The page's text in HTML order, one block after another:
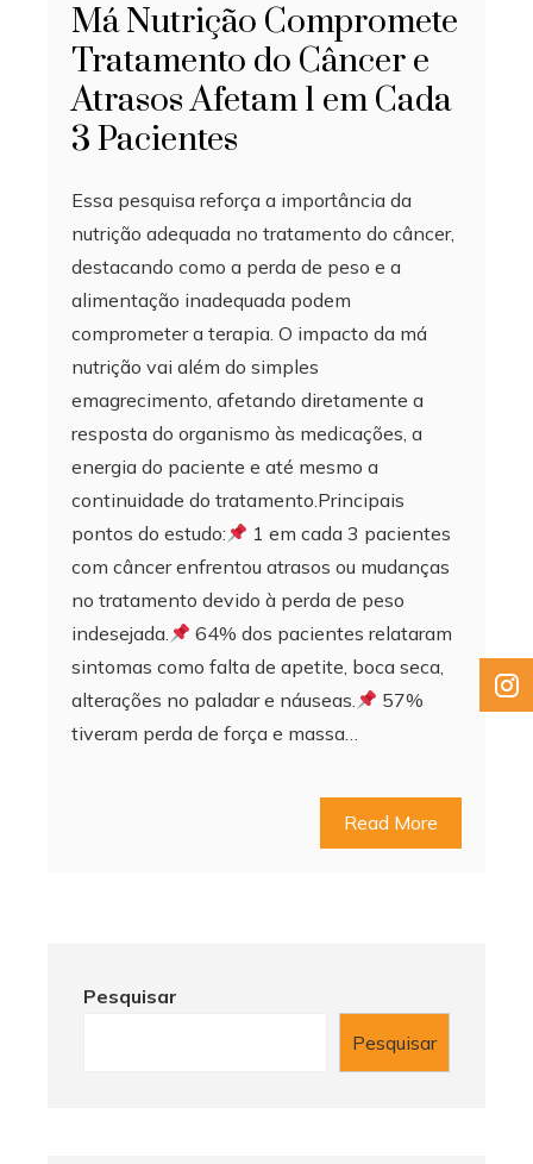
Má Nutrição Compromete
Tratamento do Câncer e
Atrasos Afetam 1 em Cada
3 Pacientes
Essa pesquisa reforça a importância da
nutrição adequada no tratamento do câncer,
destacando como a perda de peso e a
alimentação inadequada podem
comprometer a terapia. O impacto da má
nutrição vai além do simples
emagrecimento, afetando diretamente a
resposta do organismo às medicações, a
energia do paciente e até mesmo a
continuidade do tratamento.Principais
pontos do estudo:
1 em cada 3 pacientes
com câncer enfrentou atrasos ou mudanças
no tratamento devido à perda de peso
indesejada.
64% dos pacientes relataram
sintomas como falta de apetite, boca seca,
alterações no paladar e náuseas.
57%
tiveram perda de força e massa…
Read More
Pesquisar
Pesquisar